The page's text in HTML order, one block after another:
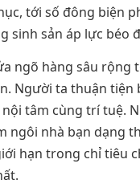
tới số đông biện
sinh sản áp lực béo
ngõ hàng sâu
Người ta thuận
tâm cùng trí tuệ.
ngôi nhà bạn dạng
hạn trong chỉ